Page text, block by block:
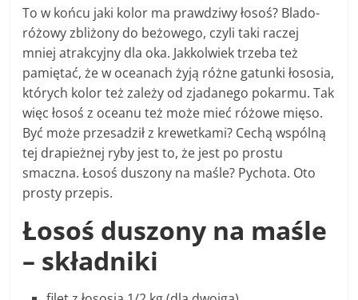
To w końcu jaki kolor ma prawdziwy łosoś? Blado-
różowy zbliżony do beżowego, czyli taki raczej
mniej atrakcyjny dla oka. Jakkolwiek trzeba też
pamiętać, że w oceanach żyją różne gatunki łososia,
których kolor też zależy od zjadanego pokarmu. Tak
więc łosoś z oceanu też może mieć różowe mięso.
Być może przesadził z krewetkami? Cechą wspólną
tej drapieżnej ryby jest to, że jest po prostu
smaczna. Łosoś duszony na maśle? Pychota. Oto
prosty przepis.
Łosoś duszony na maśle
– składniki